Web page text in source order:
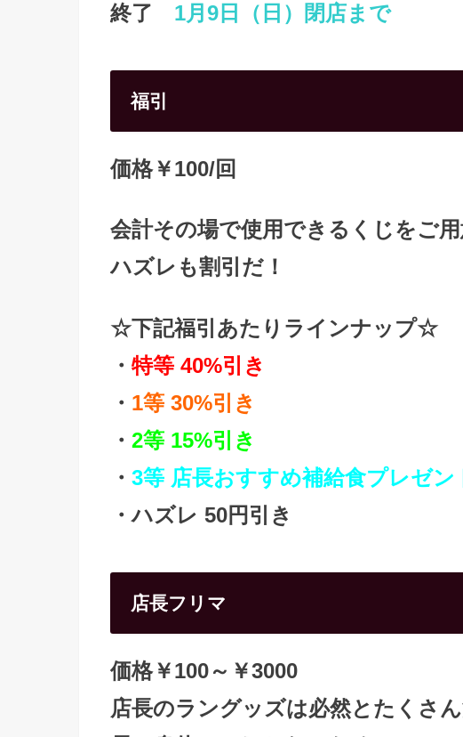
終了 1月9日（日）閉店まで
福引
価格￥100/回
会計その場で使用できるくじをご用
ハズレも割引だ！
☆下記福引あたりラインナップ☆
・ 特等 40%引き
・ 1等 30%引き
・ 2等 15%引き
・ 3等 店長おすすめ補給食プレゼン
・ハズレ 50円引き
店長フリマ
価格￥100～￥3000
店長のラングッズは必然とたくさ